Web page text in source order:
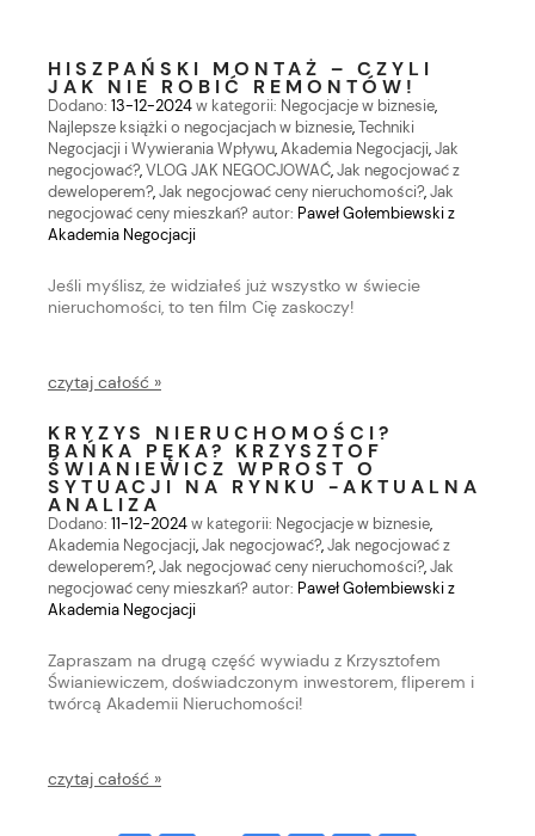
HISZPAŃSKI MONTAŻ – CZYLI
JAK NIE ROBIĆ REMONTÓW!
Dodano: 13-12-2024w kategorii: Negocjacje w biznesie,
Najlepsze książki o negocjacjach w biznesie,Techniki
Negocjacji i Wywierania Wpływu,Akademia Negocjacji,Jak
negocjować?,VLOG JAK NEGOCJOWAĆ,Jak negocjować z
deweloperem?,Jak negocjować ceny nieruchomości?,Jak
negocjować ceny mieszkań? autor: Paweł Gołembiewski z
Akademia Negocjacji
Jeśli myślisz, że widziałeś już wszystko w świecie
nieruchomości, to ten film Cię zaskoczy!
czytaj całość »
KRYZYS NIERUCHOMOŚCI?
BAŃKA PĘKA? KRZYSZTOF
ŚWIANIEWICZ WPROST O
SYTUACJI NA RYNKU -AKTUALNA
ANALIZA
Dodano: 11-12-2024w kategorii: Negocjacje w biznesie,
Akademia Negocjacji,Jak negocjować?,Jak negocjować z
deweloperem?,Jak negocjować ceny nieruchomości?,Jak
negocjować ceny mieszkań? autor: Paweł Gołembiewski z
Akademia Negocjacji
Zapraszam na drugą część wywiadu z Krzysztofem
Świaniewiczem, doświadczonym inwestorem, fliperem i
twórcą Akademii Nieruchomości!
czytaj całość »